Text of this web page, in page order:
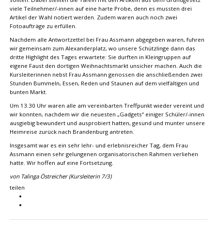
viele Teilnehmer/-innen auf eine harte Probe, denn es mussten drei
Artikel der Wahl notiert werden. Zudem waren auch noch zwei
Fotoaufträge zu erfüllen.
Nachdem alle Antwortzettel bei Frau Assmann abgegeben waren, fuhren
wir gemeinsam zum Alexanderplatz, wo unsere Schützlinge dann das
dritte Highlight des Tages erwartete: Sie durften in Kleingruppen auf
eigene Faust den dortigen Weihnachtsmarkt unsicher machen. Auch die
Kursleiterinnen nebst Frau Assmann genossen die anschließenden zwei
Stunden Bummeln, Essen, Reden und Staunen auf dem vielfältigen und
bunten Markt.
Um 13.30 Uhr waren alle am vereinbarten Treffpunkt wieder vereint und
wir konnten, nachdem wir die neuesten „Gadgets“ einiger Schüler/-innen
ausgiebig bewundert und ausprobiert hatten, gesund und munter unsere
Heimreise zurück nach Brandenburg antreten.
Insgesamt war es ein sehr lehr- und erlebnisreicher Tag, dem Frau
Assmann einen sehr gelungenen organisatorischen Rahmen verliehen
hatte. Wir hoffen auf eine Fortsetzung.
von Talinga Östreicher (Kursleiterin 7/3)
teilen